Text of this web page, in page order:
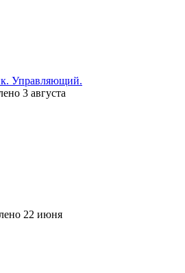
Управляющий.
3 августа
22 июня